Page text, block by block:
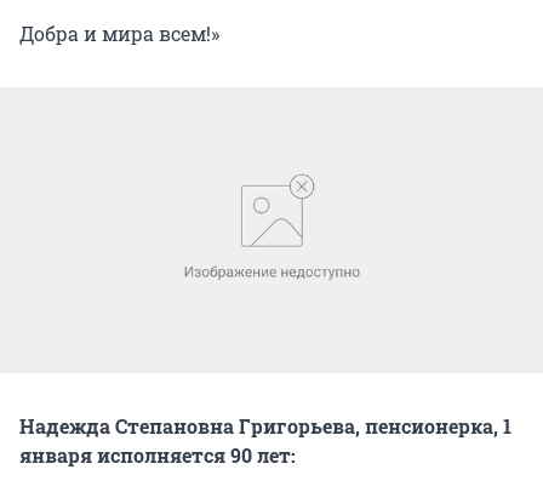
Добра и мира всем!»
Надежда Степановна Григорьева, пенсионерка, 1
января исполняется 90 лет: